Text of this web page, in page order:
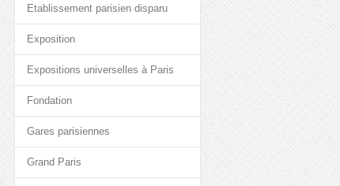
Etablissement parisien disparu
Exposition
Expositions universelles à Paris
Fondation
Gares parisiennes
Grand Paris